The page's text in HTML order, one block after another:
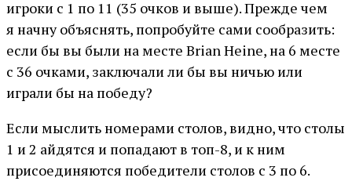
игроки с 1 по 11 (35 очков и выше). Прежде чем
я начну объяснять, попробуйте сами сообразить:
если бы вы были на месте Brian Heine, на 6 месте
с 36 очками, заключали ли бы вы ничью или
играли бы на победу?
Если мыслить номерами столов, видно, что столы
1 и 2 айдятся и попадают в топ-8, и к ним
присоединяются победители столов с 3 по 6.